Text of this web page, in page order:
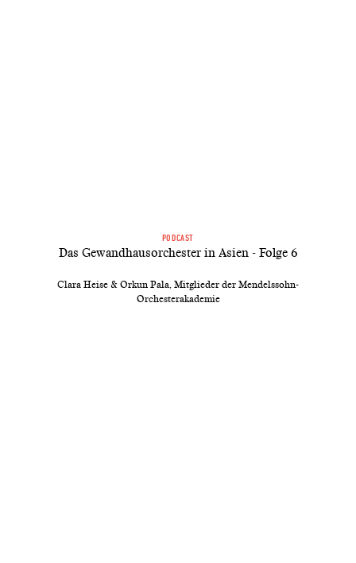
PODCAST
Das Gewandhausorchester in Asien - Folge 6
Clara Heise & Orkun Pala, Mitglieder der Mendelssohn-
Orchesterakademie